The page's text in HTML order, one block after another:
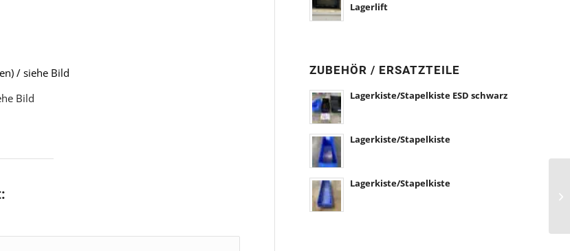
/ siehe Bild
Bild
Lagerlift
ZUBEHÖR / ERSATZTEILE
Lagerkiste/Stapelkiste ESD schwarz
Lagerkiste/Stapelkiste
Lagerkiste/Stapelkiste